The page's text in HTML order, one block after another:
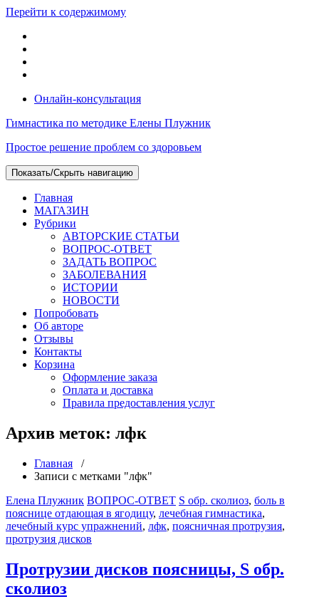
Перейти к содержимому
Онлайн-консультация
Гимнастика по методике Елены Плужник
Простое решение проблем со здоровьем
Показать/Скрыть навигацию
Главная
МАГАЗИН
Рубрики
АВТОРСКИЕ СТАТЬИ
ВОПРОС-ОТВЕТ
ЗАДАТЬ ВОПРОС
ЗАБОЛЕВАНИЯ
ИСТОРИИ
НОВОСТИ
Попробовать
Об авторе
Отзывы
Контакты
Корзина
Оформление заказа
Оплата и доставка
Правила предоставления услуг
Архив меток: лфк
Главная /
Записи с метками "лфк"
Елена Плужник ВОПРОС-ОТВЕТ S обр. сколиоз, боль в
пояснице отдающая в ягодицу, лечебная гимнастика,
лечебный курс упражнений, лфк, поясничная протрузия,
протрузия дисков
Протрузии дисков поясницы, S обр.
сколиоз